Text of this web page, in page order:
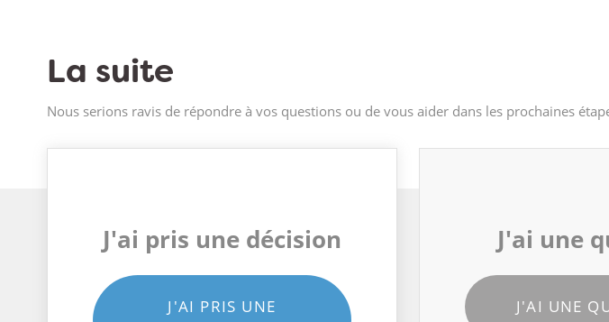
La suite
Nous serions ravis de répondre à vos questions ou de vous aider dans les prochaines
J'ai pris une décision
J'AI PRIS UNE
J'ai une
J'AI UNE